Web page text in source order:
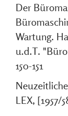
Der
Wartung.
u.d.T.
150-151
LEX, [1957/